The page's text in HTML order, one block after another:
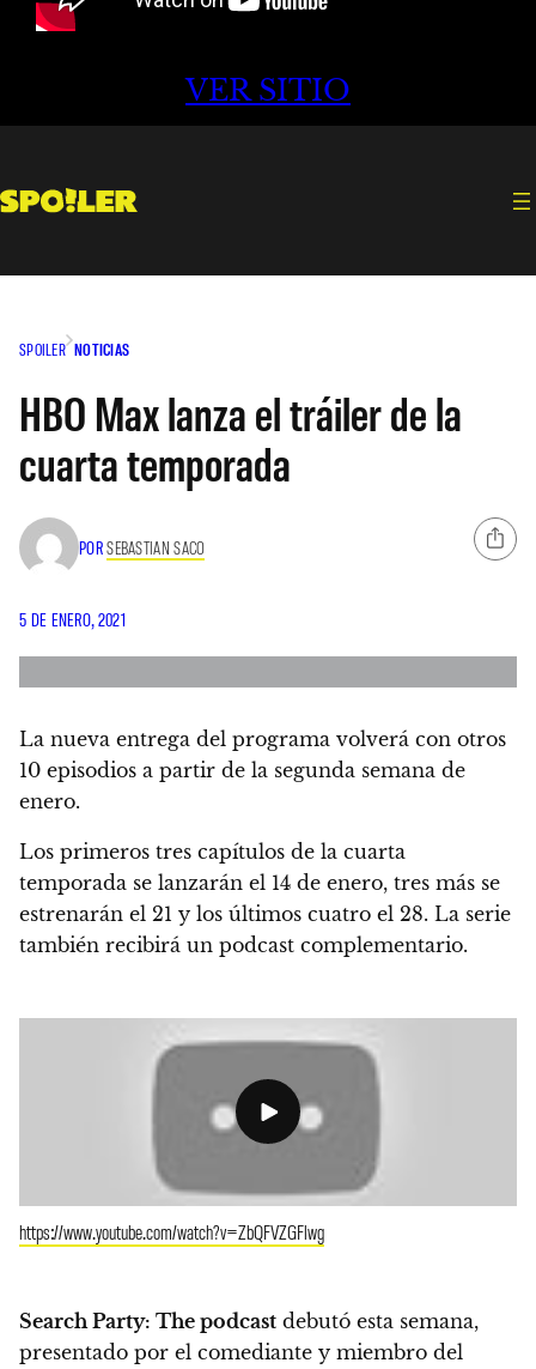
VER SITIO
SPOILER NOTICIAS
HBO Max lanza el tráiler de la
cuarta temporada
PORSEBASTIAN SACO
5 DE ENERO, 2021
La nueva entrega del programa volverá con otros
10 episodios a partir de la segunda semana de
enero.
Los primeros tres capítulos de la cuarta
temporada se lanzarán el 14 de enero, tres más se
estrenarán el 21 y los últimos cuatro el 28. La serie
también recibirá un podcast complementario.
https://www.youtube.com/watch?v=ZbQFVZGFlwg
Search Party: The podcast debutó esta semana,
presentado por el comediante y miembro del